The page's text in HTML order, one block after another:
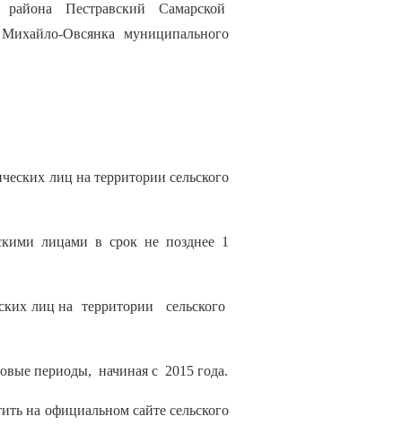
Пестравский Самарской
Овсянка муниципального
лиц на территории сельского
лицами в срок не позднее 1
лиц на территории сельского
периоды, начиная с 2015 года.
на официальном сайте сельского